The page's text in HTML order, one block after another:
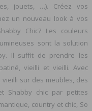
jouets, …). Créez vos
un nouveau look à vos
Chic? Les couleurs
sont la solution
Il suffit de prendre les
vieilli et vieilli. Avec
vieilli sur des meubles, des
Shabby chic par petites
country et chic, So